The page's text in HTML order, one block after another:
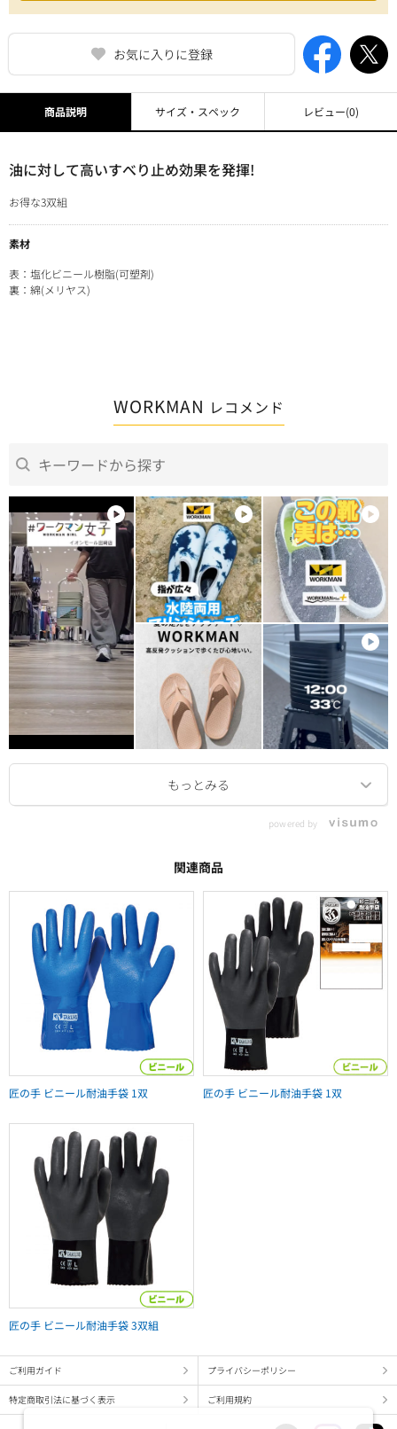
お気に入りに登録
商品説明
油に対して高いすべり止め効果を発揮!
お得な3双組
素材
表：塩化ビニール樹脂(可塑剤)
裏：綿(メリヤス)
サイズ・スペック レビュー(0)
WORKMAN レコメンド
powered by
関連商品
匠の手 ビニール耐油手袋 1双 匠の手 ビニール耐油手袋 1双
匠の手 ビニール耐油手袋 3双組
ご利用ガイド プライバシーポリシー
特定商取引法に基づく表示 ご利用規約